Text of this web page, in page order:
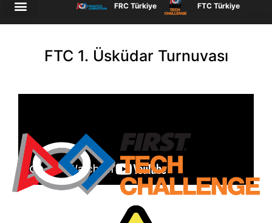
FRC Türkiye FTC Türkiye
FTC 1. Üsküdar Turnuvası